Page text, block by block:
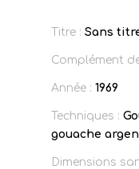
Titre : Sans
Complément
Année : 1969
Techniques :
gouache
Dimensions